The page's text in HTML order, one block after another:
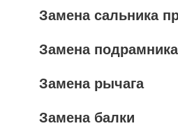
Замена сальника
Замена подрамника
Замена рычага
Замена балки